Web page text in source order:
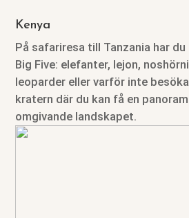
Kenya
På safariresa till Tanzania har
Big Five: elefanter, lejon,
leoparder eller varför inte
kratern där du kan få en
omgivande landskapet.